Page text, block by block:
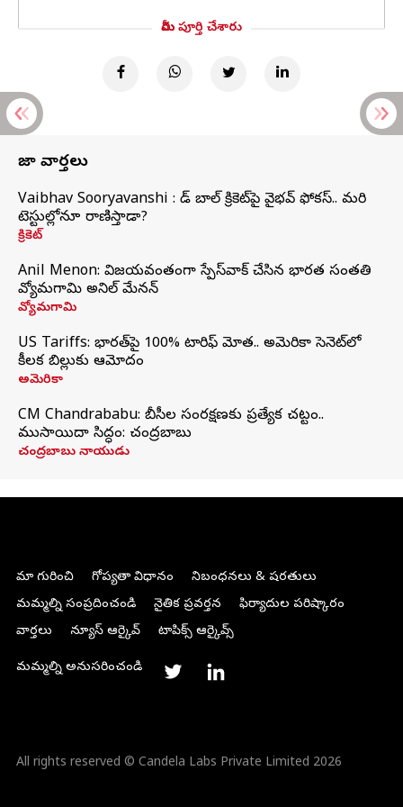
మీరు పూర్తి చేశారు
తాజా వార్తలు
Vaibhav Sooryavanshi : రెడ్ బాల్ క్రికెట్‌పై వైభవ్ ఫోకస్.. మరి
టెస్టుల్లోనూ రాణిస్తాడా?
క్రికెట్
Anil Menon: విజయవంతంగా స్పేస్‌వాక్‌ చేసిన భారత సంతతి
వ్యోమగామి అనిల్‌ మేనన్
వ్యోమగామి
US Tariffs: భారత్‌పై 100% టారిఫ్‌ మోత.. అమెరికా సెనెట్‌లో
కీలక బిల్లుకు ఆమోదం
అమెరికా
CM Chandrababu: బీసీల సంరక్షణకు ప్రత్యేక చట్టం..
ముసాయిదా సిద్ధం: చంద్రబాబు
చంద్రబాబు నాయుడు
మా గురించి గోప్యతా విధానం
నిబంధనలు & షరతులు
మమ్మల్ని సంప్రదించండి
నైతిక ప్రవర్తన
ఫిర్యాదుల పరిష్కారం
వార్తలు
న్యూస్ ఆర్కైవ్ టాపిక్స్ ఆర్కైవ్స్
మమ్మల్ని అనుసరించండి
All rights reserved © Candela Labs Private Limited 2026